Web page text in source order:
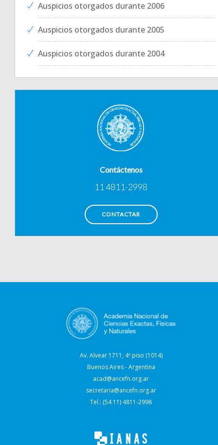
Auspicios otorgados durante 2006
Auspicios otorgados durante 2005
Auspicios otorgados durante 2004
Contáctenos
11 4811-2998
CONTACTAR
Av. Alvear 1711, 4º piso (1014)
Buenos Aires - Argentina
acad@ancefn.org.ar
secretaria@ancefn.org.ar
Tel.: (54 11) 4811-2998